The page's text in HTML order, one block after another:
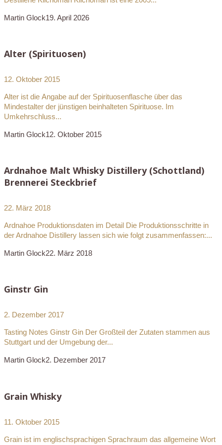
Martin Glock19. April 2026
Alter (Spirituosen)
12. Oktober 2015
Alter ist die Angabe auf der Spirituosenflasche über das
Mindestalter der jünstigen beinhalteten Spirituose. Im
Umkehrschluss...
Martin Glock12. Oktober 2015
Ardnahoe Malt Whisky Distillery (Schottland)
Brennerei Steckbrief
22. März 2018
Ardnahoe Produktionsdaten im Detail Die Produktionsschritte in
der Ardnahoe Distillery lassen sich wie folgt zusammenfassen:...
Martin Glock22. März 2018
Ginstr Gin
2. Dezember 2017
Tasting Notes Ginstr Gin Der Großteil der Zutaten stammen aus
Stuttgart und der Umgebung der...
Martin Glock2. Dezember 2017
Grain Whisky
11. Oktober 2015
Grain ist im englischsprachigen Sprachraum das allgemeine Wort